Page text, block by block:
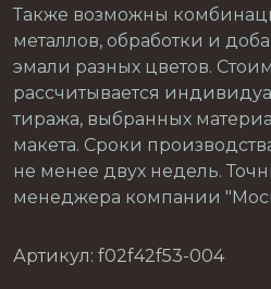
Также возможны
металлов, обработки и
эмали разных цветов.
рассчитывается
тиража, выбранных
макета. Сроки
не менее двух недель.
менеджера компании
Артикул: f02f42f53-004